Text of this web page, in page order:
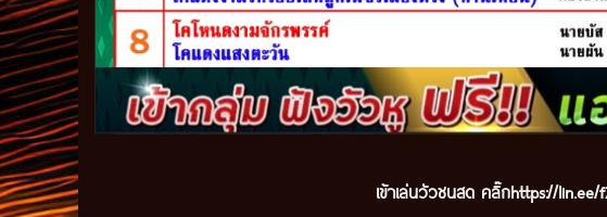
เข้าเล่นวัวชนสด คลิ๊กhttps://lin.ee/